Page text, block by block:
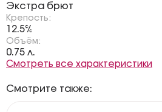
Экстра брют
Крепость:
12.5%
Объём:
0.75 л.
Смотреть все характеристики
Смотрите также: